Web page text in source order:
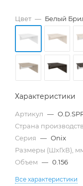
Цвет — Белый
Характеристики
Артикул —
Страна
Серия — Onix
Размеры (ШхГхВ),
Объем — 0.156
Все характеристики